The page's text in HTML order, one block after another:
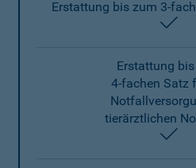
Erstattung bis zum 3-
Erstattung
4-fachen Satz
tierärztlichen